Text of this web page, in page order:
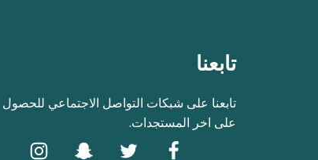
تابعنا
تابعنا على شبكات التواصل الاجتماعي للحصول
على اخر المستجدات.